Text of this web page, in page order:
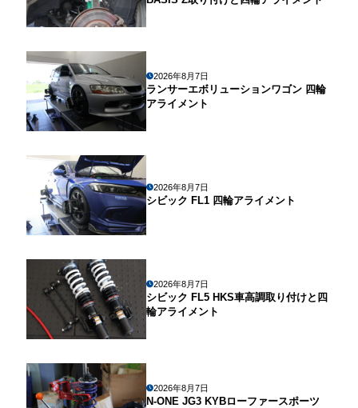
2026年8月7日
ランサーエボリューションワゴン 四輪
アライメント
2026年8月7日
シビック FL1 四輪アライメント
2026年8月7日
シビック FL5 HKS車高調取り付けと四
輪アライメント
2026年8月7日
N-ONE JG3 KYBローファースポーツ